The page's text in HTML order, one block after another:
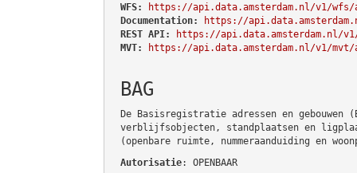
WFS:
https://api.data.amsterdam.nl/v1/wfs/
Documentation:
https://
REST API:
https://api.data.amsterdam.nl/v1/
MVT:
https://api.data.amsterdam.nl/v1/mvt/
BAG
De Basisregistratie adressen en gebouwen
verblijfsobjecten, standplaatsen en
(openbare ruimte, nummeraanduiding en
Autorisatie: OPENBAAR